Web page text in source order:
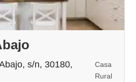
s/n, 30180,
Casa
Rural